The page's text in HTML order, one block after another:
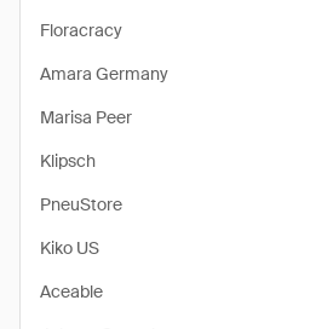
Floracracy
Amara Germany
Marisa Peer
Klipsch
PneuStore
Kiko US
Aceable